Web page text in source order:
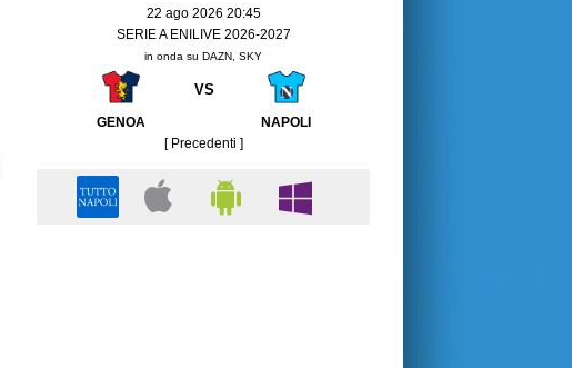
22 ago 2026 20:45
SERIE A ENILIVE 2026-2027
in onda su DAZN, SKY
VS
GENOA
NAPOLI
[ Precedenti ]